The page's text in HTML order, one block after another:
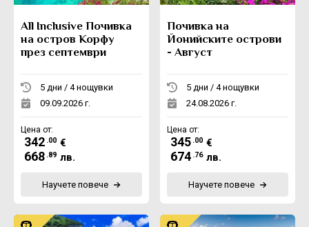
All Inclusive Почивка
на остров Корфу
през септември
5 дни / 4 нощувки
09.09.2026 г.
Цена от:
342 .00 €
668 .89 лв.
Научете повече
Почивка на
Йонийските острови
- Август
5 дни / 4 нощувки
24.08.2026 г.
Цена от:
345 .00 €
674 .76 лв.
Научете повече